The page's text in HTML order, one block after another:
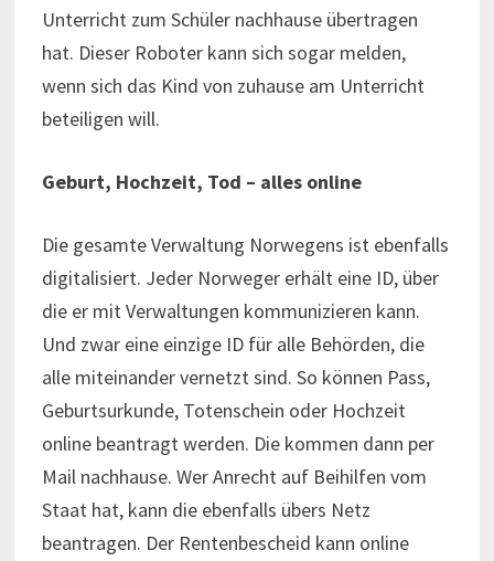
Unterricht zum Schüler nachhause übertragen
hat. Dieser Roboter kann sich sogar melden,
wenn sich das Kind von zuhause am Unterricht
beteiligen will.
Geburt, Hochzeit, Tod – alles online
Die gesamte Verwaltung Norwegens ist ebenfalls
digitalisiert. Jeder Norweger erhält eine ID, über
die er mit Verwaltungen kommunizieren kann.
Und zwar eine einzige ID für alle Behörden, die
alle miteinander vernetzt sind. So können Pass,
Geburtsurkunde, Totenschein oder Hochzeit
online beantragt werden. Die kommen dann per
Mail nachhause. Wer Anrecht auf Beihilfen vom
Staat hat, kann die ebenfalls übers Netz
beantragen. Der Rentenbescheid kann online